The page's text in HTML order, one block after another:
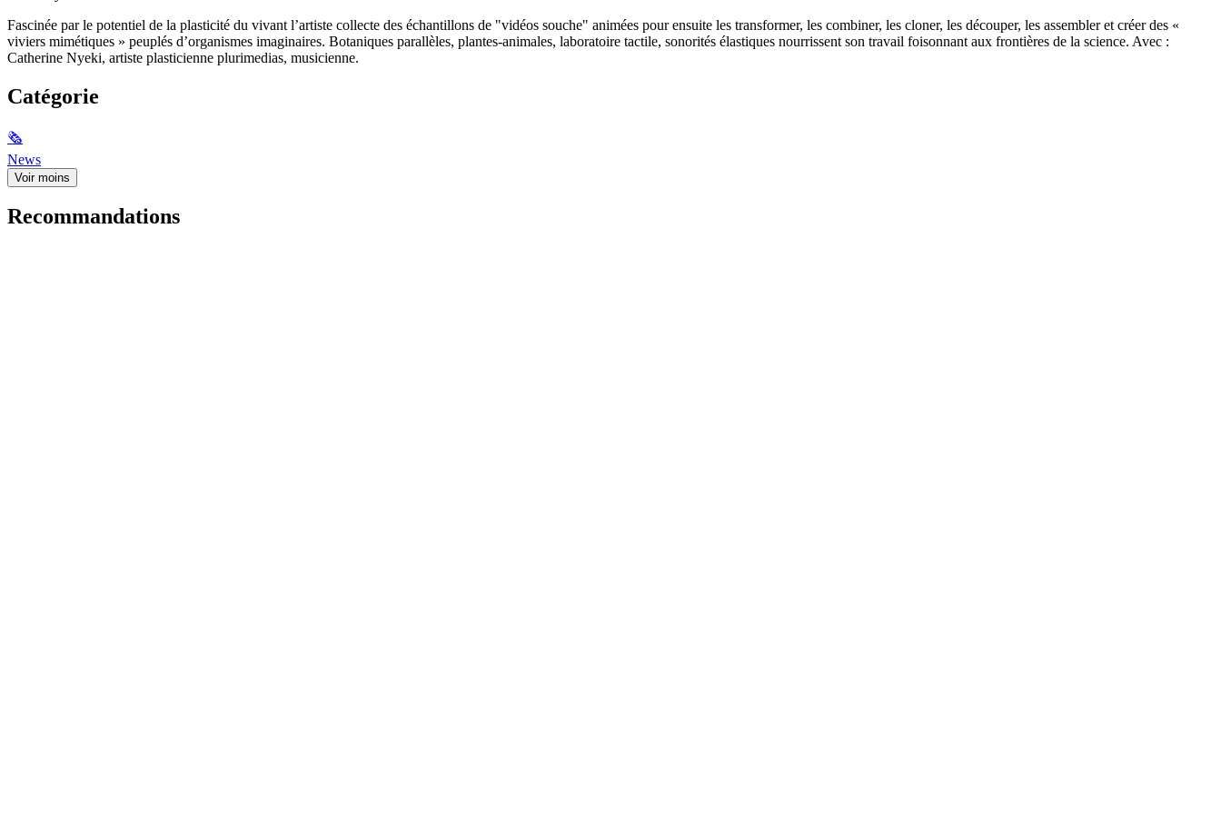
Fascinée par le potentiel de la plasticité du vivant l’artiste collecte des échantillons de "vidéos souche" animées pour ensuite les transformer, les combiner, les cloner, les découper, les assembler et créer des «
viviers mimétiques » peuplés d’organismes imaginaires. Botaniques parallèles, plantes-animales, laboratoire tactile, sonorités élastiques nourrissent son travail foisonnant aux frontières de la science. Avec :
Catherine Nyeki, artiste plasticienne plurimedias, musicienne.
Catégorie
🗞
News
Voir moins
Recommandations